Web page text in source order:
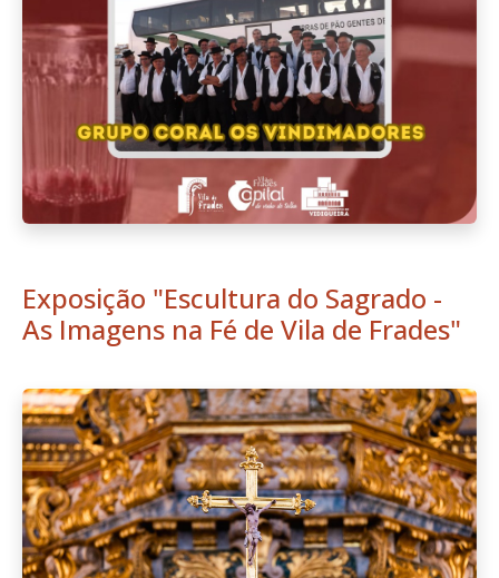
Exposição "Escultura do Sagrado -
As Imagens na Fé de Vila de Frades"